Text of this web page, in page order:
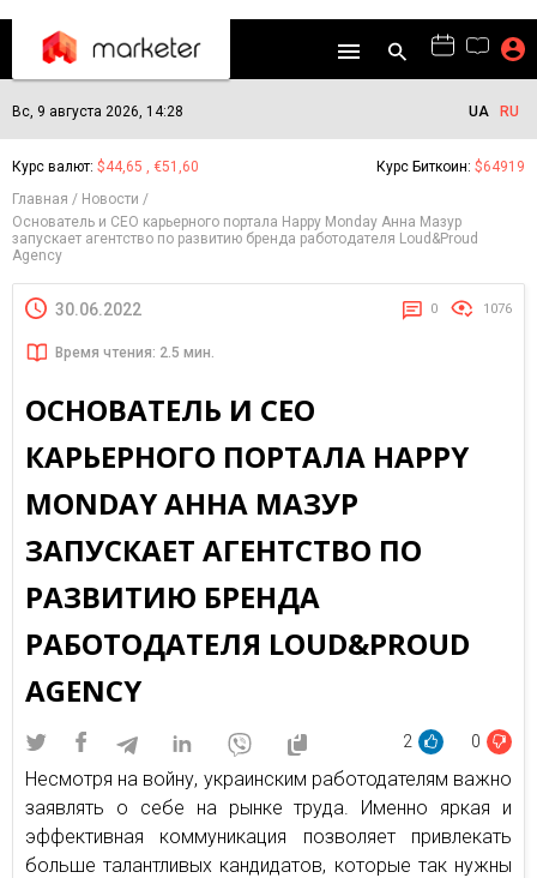
Вс, 9 августа 2026, 14:28 UA RU
Курс валют: $44,65 , €51,60 Курс Биткоин: $64919
Главная
Новости
Основатель и CEO карьерного портала Happy Monday Анна Мазур
запускает агентство по развитию бренда работодателя Loud&Proud
Agency
30.06.2022 0 1076
Время чтения: 2.5 мин.
ОСНОВАТЕЛЬ И CEO
КАРЬЕРНОГО ПОРТАЛА HAPPY
MONDAY АННА МАЗУР
ЗАПУСКАЕТ АГЕНТСТВО ПО
РАЗВИТИЮ БРЕНДА
РАБОТОДАТЕЛЯ LOUD&PROUD
AGENCY
2 0
Несмотря на войну, украинским работодателям важно
заявлять о себе на рынке труда. Именно яркая и
эффективная коммуникация позволяет привлекать
больше талантливых кандидатов, которые так нужны